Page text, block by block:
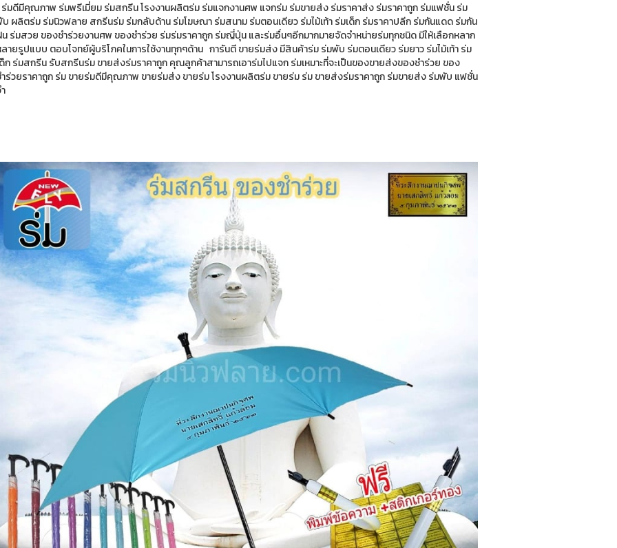
มดีมีคุณภาพ ร่มพรีเมี่ยม ร่มสกรีน โรงงานผลิตร่ม ร่มแจกงานศพ แจกร่ม ร่มขายส่ง ร่มราคาส่ง ร่มราคาถูก ร่มแฟชั่น ร่ม
ผลิตร่ม ร่มนิวฟลาย สกรีนร่ม ร่มกลับด้าน ร่มโฆษณา ร่มสนาม ร่มตอนเดียว ร่มไม้เท้า ร่มเด็ก ร่มราคาปลีก ร่มกันแดด ร่มกัน
ร่มสวย ของชำร่วยงานศพ ของชำร่วย ร่มร่มราคาถูก ร่มญี่ปุ่น และร่มอื่นๆอีกมากมายจัดจำหน่ายร่มทุกชนิด มีให้เลือกหลาก
ายรูปแบบ ตอบโจทย์ผู้บริโภคในการใช้งานทุกๆด้าน การันตี ขายร่มส่ง มีสินค้าร่ม ร่มพับ ร่มตอนเดียว ร่มยาว ร่มไม้เท้า ร่ม
ก ร่มสกรีน รับสกรีนร่ม ขายส่งร่มราคาถูก คุณลูกค้าสามารถเอาร่มไปแจก ร่มเหมาะที่จะเป็นของขายส่งของชำร่วย ของ
ร่วยราคาถูก ร่ม ขายร่มดีมีคุณภาพ ขายร่มส่ง ขายร่ม โรงงานผลิตร่ม ขายร่ม ร่ม ขายส่งร่มราคาถูก ร่มขายส่ง ร่มพับ แฟชั่น